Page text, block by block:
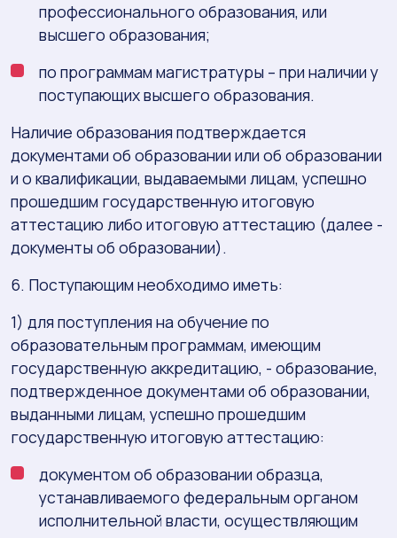
профессионального образования, или
высшего образования;
по программам магистратуры – при наличии у
поступающих высшего образования.
Наличие образования подтверждается
документами об образовании или об образовании
и о квалификации, выдаваемыми лицам, успешно
прошедшим государственную итоговую
аттестацию либо итоговую аттестацию (далее -
документы об образовании).
6. Поступающим необходимо иметь:
1) для поступления на обучение по
образовательным программам, имеющим
государственную аккредитацию, - образование,
подтвержденное документами об образовании,
выданными лицам, успешно прошедшим
государственную итоговую аттестацию:
документом об образовании образца,
устанавливаемого федеральным органом
исполнительной власти, осуществляющим